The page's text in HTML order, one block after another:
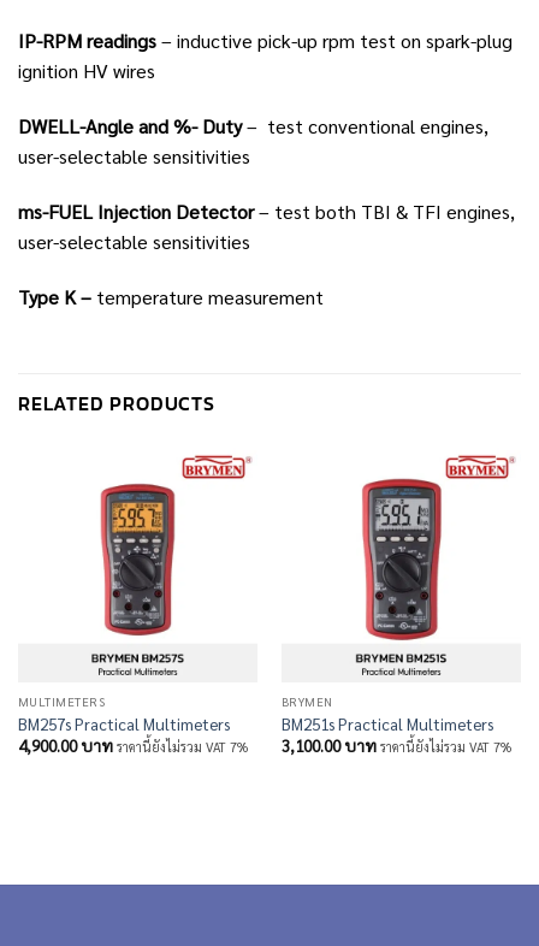
IP-RPM readings– inductive pick-up rpm test on spark-plug
ignition HV wires
DWELL-Angle and %- Duty– test conventional engines,
user-selectable sensitivities
ms-FUEL Injection Detector– test both TBI & TFI engines,
user-selectable sensitivities
Type K – temperature measurement
RELATED PRODUCTS
MULTIMETERS
BM257s Practical Multimeters
4,900.00บาท ราคานี้ยังไม่รวม VAT 7%
BRYMEN
BM251s Practical Multimeters
3,100.00บาท ราคานี้ยังไม่รวม VAT 7%